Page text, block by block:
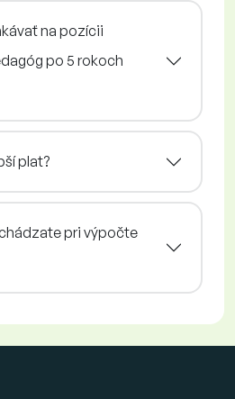
na pozícii
po 5 rokoch
plat?
pri výpočte